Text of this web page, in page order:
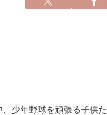
少年野球を頑張る子供